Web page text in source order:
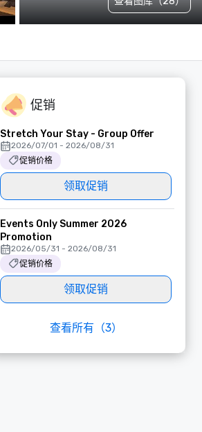
促销
Stretch Your Stay - Group Offer
2026/07/01 - 2026/08/31
促销价格
领取促销
Events Only Summer 2026
Promotion
2026/05/31 - 2026/08/31
促销价格
领取促销
查看所有（3）